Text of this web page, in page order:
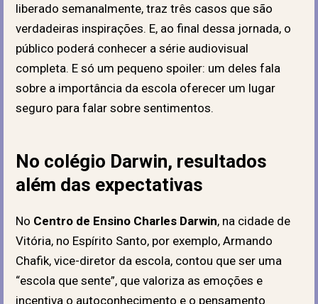
liberado semanalmente, traz três casos que são
verdadeiras inspirações. E, ao final dessa jornada, o
público poderá conhecer a série audiovisual
completa. E só um pequeno spoiler: um deles fala
sobre a importância da escola oferecer um lugar
seguro para falar sobre sentimentos.
No colégio Darwin, resultados
além das expectativas
No Centro de Ensino Charles Darwin, na cidade de
Vitória, no Espírito Santo, por exemplo, Armando
Chafik, vice-diretor da escola, contou que ser uma
“escola que sente”, que valoriza as emoções e
incentiva o autoconhecimento e o pensamento